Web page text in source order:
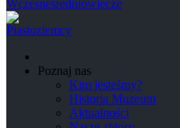
Poznaj nas
Kim jesteśmy?
Historia Muzeum
Aktualności